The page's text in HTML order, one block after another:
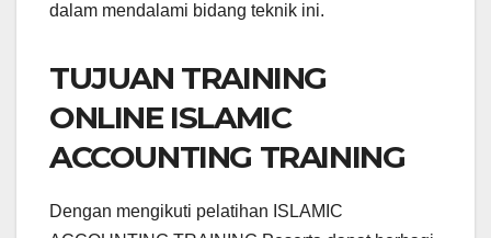
dalam mendalami bidang teknik ini.
TUJUAN TRAINING
ONLINE ISLAMIC
ACCOUNTING TRAINING
Dengan mengikuti pelatihan ISLAMIC